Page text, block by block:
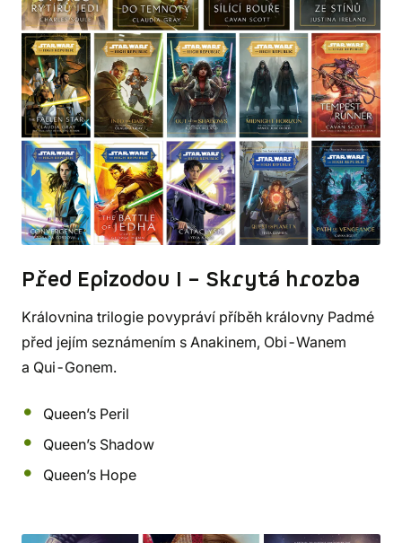
Před Epizodou I – Skrytá hrozba
Královnina trilogie povypráví příběh královny Padmé
před jejím seznámením s Anakinem, Obi-Wanem
a Qui-Gonem.
Queen’s Peril
Queen’s Shadow
Queen’s Hope